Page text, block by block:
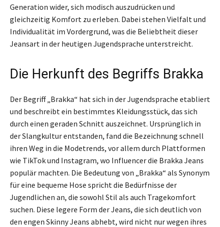
Generation wider, sich modisch auszudrücken und
gleichzeitig Komfort zu erleben. Dabei stehen Vielfalt und
Individualität im Vordergrund, was die Beliebtheit dieser
Jeansart in der heutigen Jugendsprache unterstreicht.
Die Herkunft des Begriffs Brakka
Der Begriff „Brakka“ hat sich in der Jugendsprache etabliert
und beschreibt ein bestimmtes Kleidungsstück, das sich
durch einen geraden Schnitt auszeichnet. Ursprünglich in
der Slangkultur entstanden, fand die Bezeichnung schnell
ihren Weg in die Modetrends, vor allem durch Plattformen
wie TikTok und Instagram, wo Influencer die Brakka Jeans
populär machten. Die Bedeutung von „Brakka“ als Synonym
für eine bequeme Hose spricht die Bedürfnisse der
Jugendlichen an, die sowohl Stil als auch Tragekomfort
suchen. Diese legere Form der Jeans, die sich deutlich von
den engen Skinny Jeans abhebt, wird nicht nur wegen ihres